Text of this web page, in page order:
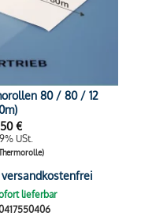
80 / 80 / 12
€
USt.
lieferbar